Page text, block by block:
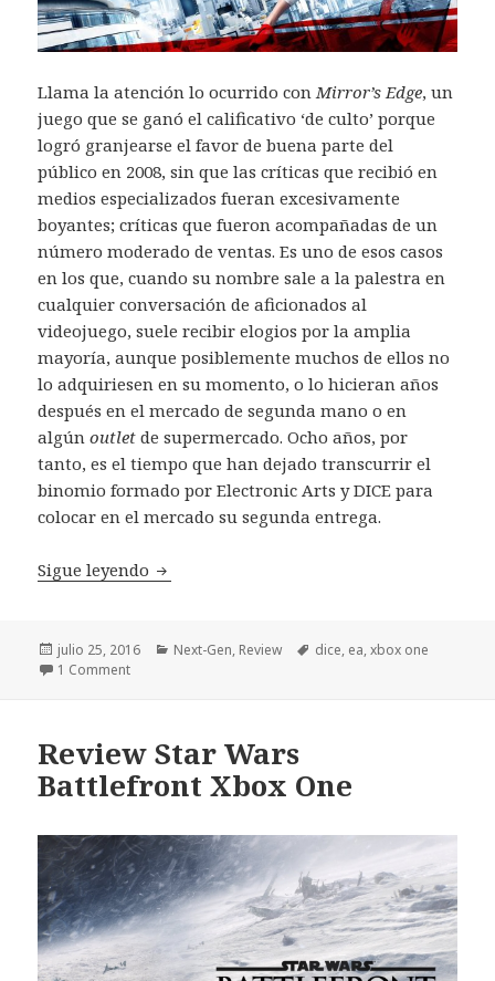
Llama la atención lo ocurrido con Mirror’s Edge, un
juego que se ganó el calificativo ‘de culto’ porque
logró granjearse el favor de buena parte del
público en 2008, sin que las críticas que recibió en
medios especializados fueran excesivamente
boyantes; críticas que fueron acompañadas de un
número moderado de ventas. Es uno de esos casos
en los que, cuando su nombre sale a la palestra en
cualquier conversación de aficionados al
videojuego, suele recibir elogios por la amplia
mayoría, aunque posiblemente muchos de ellos no
lo adquiriesen en su momento, o lo hicieran años
después en el mercado de segunda mano o en
algúnoutlet de supermercado. Ocho años, por
tanto, es el tiempo que han dejado transcurrir el
binomio formado por Electronic Arts y DICE para
colocar en el mercado su segunda entrega.
Sigue leyendo Mirror’s Edge Catalyst Review
Publicado
el
julio 25, 2016 Categorías
Next-Gen, Review Etiquetas
dice, ea,xbox one
1 Comment
Review Star Wars
Battlefront Xbox One